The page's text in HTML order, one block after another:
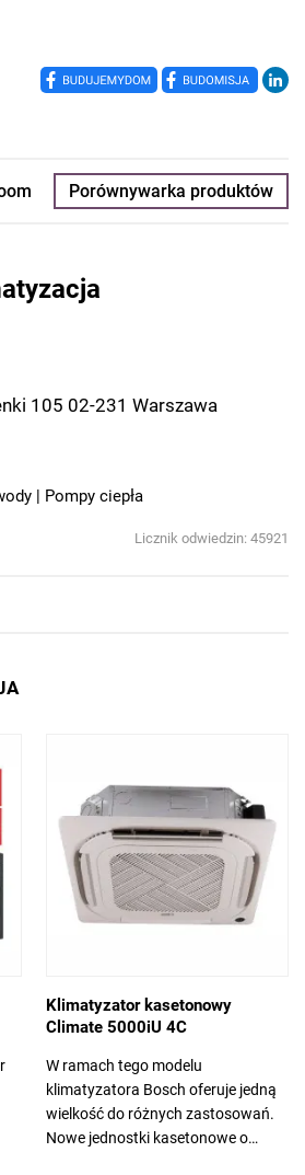
Porównywarka produktów
105 02-231 Warszawa
Pompy ciepła
Licznik odwiedzin: 45921
Klimatyzator kasetonowy
Climate 5000iU 4C
W ramach tego modelu
klimatyzatora Bosch oferuje jedną
wielkość do różnych zastosowań.
Nowe jednostki kasetonowe o